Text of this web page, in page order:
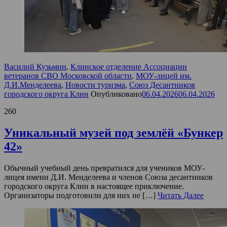
Василий Кузьмин, Клинское отделение Ассоциации
ветеранов СВО Московской области, МОУ-лицей им.
Д.И.Менделеева, Новости туризма, Союз Десантников
городского округа Клин Опубликовано06.04.202606.04.2026
260
Уникальный музей под землёй «Бункер
42»
Обычный учебный день превратился для учеников МОУ-
лицея имени Д.И. Менделеева и членов Союза десантников
городского округа Клин в настоящее приключение.
Организаторы подготовили для них не […] Читать Далее